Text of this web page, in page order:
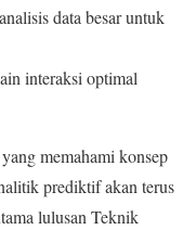
data besar untuk
interaksi optimal
memahami konsep
prediktif akan terus
lulusan Teknik